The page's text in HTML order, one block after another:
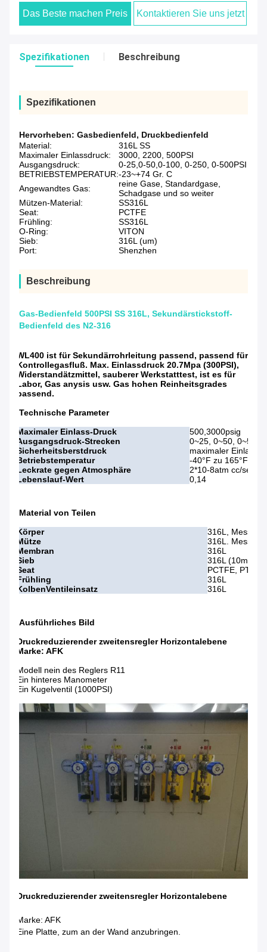
Das Beste machen Preis Kontaktieren Sie uns jetzt
Spezifikationen Beschreibung
Spezifikationen
Hervorheben: Gasbedienfeld, Druckbedienfeld
Material:
316L SS
Maximaler Einlassdruck:
3000, 2200, 500PSI
Ausgangsdruck:
0-25,0-50,0-100, 0-250, 0-500PSI
BETRIEBSTEMPERATUR:-23~+74 Gr. C
Angewandtes Gas:
reine Gase, Standardgase,
Schadgase und so weiter
Mützen-Material:
SS316L
Seat:
PCTFE
Frühling:
SS316L
O-Ring:
VITON
Sieb:
316L (um)
Port:
Shenzhen
Beschreibung
Gas-Bedienfeld 500PSI SS 316L, Sekundärstickstoff-
Bedienfeld des N2-316
WL400 ist für Sekundärrohrleitung passend, passend für
Kontrollegasfluß. Max. Einlassdruck 20.7Mpa (300PSI),
Widerstandätzmittel, sauberer Werkstatttest, ist es für
Labor, Gas anysis usw. Gas hohen Reinheitsgrades
passend.
Technische Parameter
Maximaler Einlass-Druck
500,3000psig
Ausgangsdruck-Strecken
0~25, 0~50,
Sicherheitsberstdruck
maximaler
Betriebstemperatur
-40°F zu 165°F/zu -
Leckrate gegen Atmosphäre
2*10-8atm cc/sec er
Lebenslauf-Wert
0,14
Material von Teilen
Körper
316L,
Mütze
316L. Messing
Membran
316L
Sieb
316L (10mm)
Seat
PCTFE, PTEE,
Frühling
316L
KolbenVentileinsatz
316L
Ausführliches Bild
Druckreduzierender zweitensregler Horizontalebene
Marke: AFK
Modell nein des Reglers R11
Ein hinteres Manometer
Ein Kugelventil (1000PSI)
Druckreduzierender zweitensregler Horizontalebene
Marke: AFK
Eine Platte, zum an der Wand anzubringen.